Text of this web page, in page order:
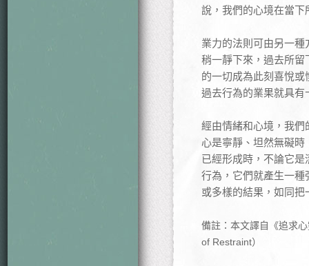
說，我們的心境在當
業力的法則可由另一
稍一靜下來，過去所
的一切成為此刻喜悅
過去行為的業果就具
經由情緒和心境，我
心是寧靜、坦然無礙
已經形成時，不論它
行為，它們就產生一
或多樣的結果，如同
備註：本文譯自《追求
of Restraint）